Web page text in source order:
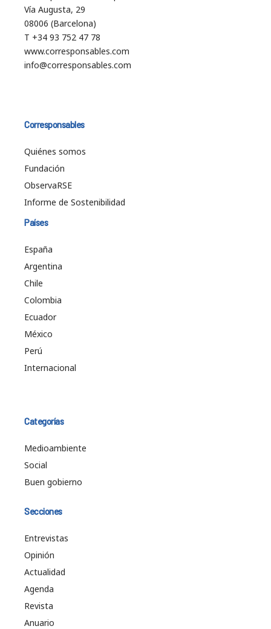
Vía Augusta, 29
08006 (Barcelona)
T +34 93 752 47 78
www.corresponsables.com
info@corresponsables.com
Corresponsables
Quiénes somos
Fundación
ObservaRSE
Informe de Sostenibilidad
Países
España
Argentina
Chile
Colombia
Ecuador
México
Perú
Internacional
Categorías
Medioambiente
Social
Buen gobierno
Secciones
Entrevistas
Opinión
Actualidad
Agenda
Revista
Anuario